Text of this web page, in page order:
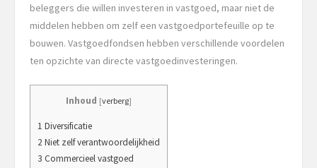
beleggers die willen investeren in vastgoed, maar niet de
middelen hebben om zelf een vastgoedportefeuille op te
bouwen. Vastgoedfondsen hebben verschillende voordelen
ten opzichte van directe vastgoedinvesteringen.
Inhoud [verberg]
1 Diversificatie
2 Niet zelf verantwoordelijkheid
3 Commercieel vastgoed